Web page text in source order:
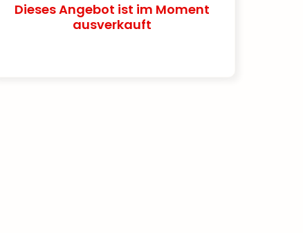
Dieses Angebot ist im Moment
ausverkauft